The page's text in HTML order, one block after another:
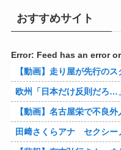
おすすめサイト
Error: Feed has an error
【動画】走り屋が先行のス
欧州「日本だけ反則だろ…」 世界の
【動画】名古屋栄で不良外人
田﨑さくらアナ セクシー